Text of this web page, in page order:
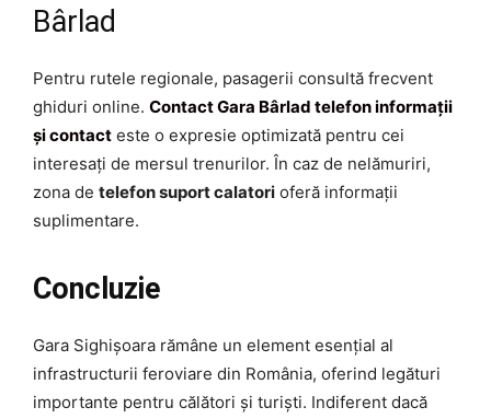
Bârlad
Pentru rutele regionale, pasagerii consultă frecvent
ghiduri online. Contact Gara Bârlad telefon informații
și contact este o expresie optimizată pentru cei
interesați de mersul trenurilor. În caz de nelămuriri,
zona de telefon suport calatori oferă informații
suplimentare.
Concluzie
Gara Sighișoara rămâne un element esențial al
infrastructurii feroviare din România, oferind legături
importante pentru călători și turiști. Indiferent dacă